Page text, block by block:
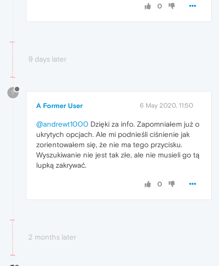
0
9 days later
?
A Former User 6 May 2020, 11:50
@andrewt1000 Dzięki za info. Zapomniałem już o
ukrytych opcjach. Ale mi podnieśli ciśnienie jak
zorientowałem się, że nie ma tego przycisku.
Wyszukiwanie nie jest tak złe, ale nie musieli go tą
lupką zakrywać.
0
2 months later